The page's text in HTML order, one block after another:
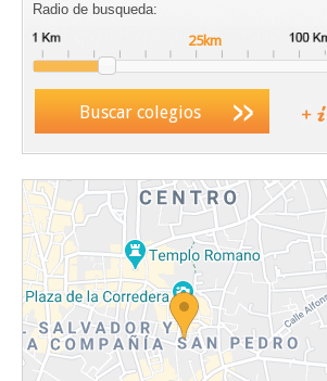
Radio de busqueda:
Buscar colegios